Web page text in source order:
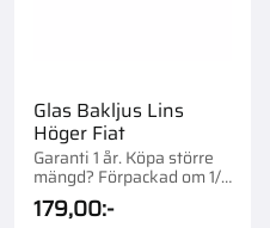
Glas Bakljus Lins
Höger Fiat
Garanti 1 år. Köpa större
mängd? Förpackad om 1/5
st.
179,00:-